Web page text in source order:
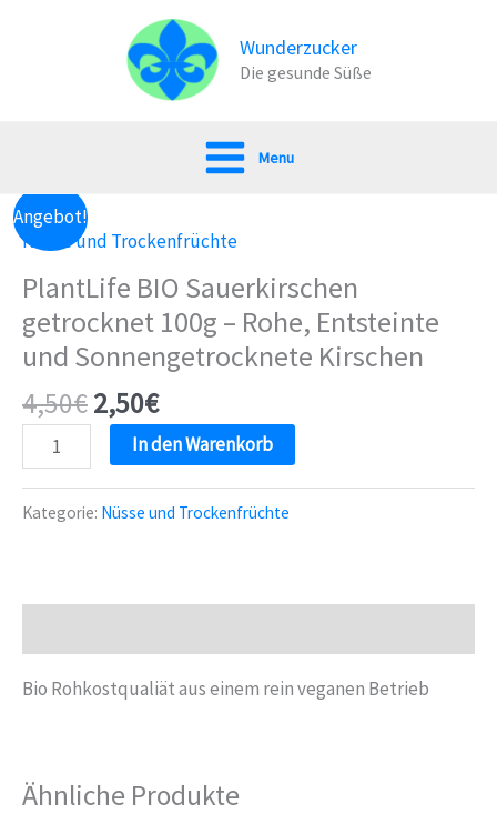
Wunderzucker
Die gesunde Süße
Menu
Angebot!
Nüsse und Trockenfrüchte
PlantLife BIO Sauerkirschen
getrocknet 100g – Rohe, Entsteinte
und Sonnengetrocknete Kirschen
4,50€2,50€
PlantLife
BIO
Sauerkirschen
Entsteinte
und
Menge
In den Warenkorb
Kategorie: Nüsse und Trockenfrüchte
Bio Rohkostqualiät aus einem rein veganen Betrieb
Ähnliche Produkte